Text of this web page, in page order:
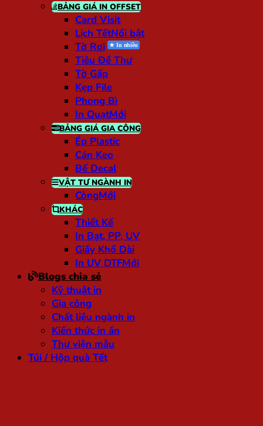
BẢNG GIÁ IN OFFSET
Card Visit
Lịch Tết
Tờ Rơi
Tiêu Đề Thư
Tờ Gấp
Kẹp File
Phong Bì
In Quạt
BẢNG GIÁ GIA CÔNG
Ép Plastic
Cán Keo
Bế Decal
VẬT TƯ NGÀNH IN
Còng
KHÁC
Thiết Kế
In Bạt, PP, UV
Giấy Khổ Dài
In UV DTF
Blogs chia sẻ
Kỹ thuật in
Gia công
Chất liệu ngành in
Kiến thức in ấn
Thư viện mẫu
Túi / Hộp quà Tết